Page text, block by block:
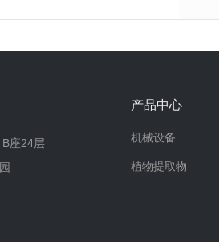
座24层
产品中心
机械设备
植物提取物